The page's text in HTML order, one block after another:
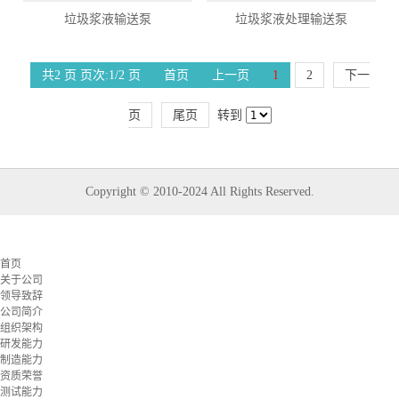
垃圾浆液输送泵 垃圾浆液处理输送泵
共2 页 页次:1/2 页 首页 上一页 1 2 下一
页 尾页 转到
Copyright © 2010-2024 All Rights Reserved.
首页
关于公司
领导致辞
公司简介
组织架构
研发能力
制造能力
资质荣誉
测试能力